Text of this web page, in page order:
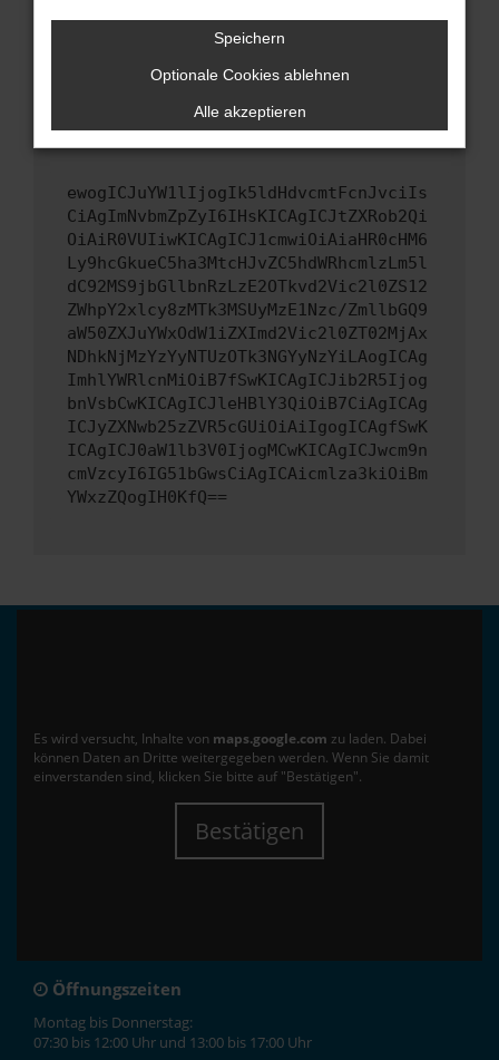
Wende dich an den Webseitenbetreiber.
Wenn du alle oben genannten Schritte versucht
hast, kontaktiere uns bitte. Wir werden
versuchen, das Problem zu beheben. Du kannst
uns diesen Text schicken, um uns bei der
ewogICJuYW1lIjogIk5ldHdvcmtFcnJvciIs
CiAgImNvbmZpZyI6IHsKICAgICJtZXRob2Qi
OiAiR0VUIiwKICAgICJ1cmwiOiAiaHR0cHM6
Ly9hcGkueC5ha3MtcHJvZC5hdWRhcmlzLm5l
dC92MS9jbGllbnRzLzE2OTkvd2Vic2l0ZS12
ZWhpY2xlcy8zMTk3MSUyMzE1Nzc/ZmllbGQ9
aW50ZXJuYWxOdW1iZXImd2Vic2l0ZT02MjAx
NDhkNjMzYzYyNTUzOTk3NGYyNzYiLAogICAg
ImhlYWRlcnMiOiB7fSwKICAgICJib2R5Ijog
bnVsbCwKICAgICJleHBlY3QiOiB7CiAgICAg
ICJyZXNwb25zZVR5cGUiOiAiIgogICAgfSwK
ICAgICJ0aW1lb3V0IjogMCwKICAgICJwcm9n
cmVzcyI6IG51bGwsCiAgICAicmlza3kiOiBm
YWxzZQogIH0KfQ==
Es wird versucht, Inhalte von maps.google.com zu laden. Dabei
können Daten an Dritte weitergegeben werden. Wenn Sie damit
einverstanden sind, klicken Sie bitte auf "Bestätigen".
Bestätigen
Öffnungszeiten
Montag bis Donnerstag:
07:30 bis 12:00 Uhr und 13:00 bis 17:00 Uhr
Speichern
Optionale Cookies ablehnen
Alle akzeptieren